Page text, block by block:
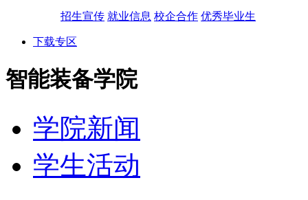
招生宣传 就业信息 校企合作 优秀毕业生
下载专区
智能装备学院
学院新闻
学生活动